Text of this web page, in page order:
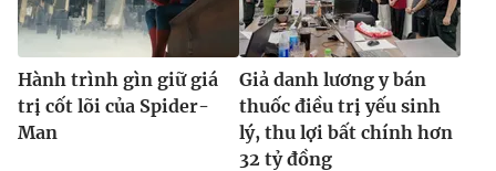
Hành trình gìn giữ giá
trị cốt lõi của Spider-
Man
Giả danh lương y bán
thuốc điều trị yếu sinh
lý, thu lợi bất chính hơn
32 tỷ đồng